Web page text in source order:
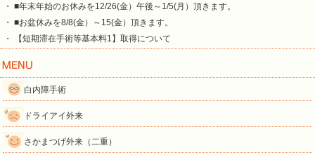
・ ■年末年始のお休みを12/26(金）午後～1/5(月）頂きます。
・ ■お盆休みを8/8(金）～15(金）頂きます。
・ 【短期滞在手術等基本料1】取得について
白内障手術
ドライアイ外来
さかまつげ外来（二重）